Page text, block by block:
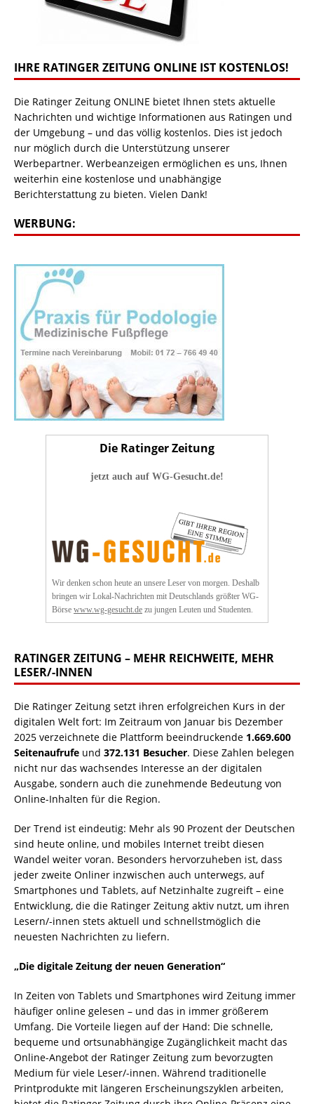
IHRE RATINGER ZEITUNG ONLINE IST KOSTENLOS!
Die Ratinger Zeitung ONLINE bietet Ihnen stets aktuelle
Nachrichten und wichtige Informationen aus Ratingen und
der Umgebung – und das völlig kostenlos. Dies ist jedoch
nur möglich durch die Unterstützung unserer
Werbepartner. Werbeanzeigen ermöglichen es uns, Ihnen
weiterhin eine kostenlose und unabhängige
Berichterstattung zu bieten. Vielen Dank!
WERBUNG:
Die Ratinger Zeitung
jetzt auch auf WG-Gesucht.de!
Wir denken schon heute an unsere Leser von morgen. Deshalb
bringen wir Lokal-Nachrichten mit Deutschlands größter WG-
Börse www.wg-gesucht.de zu jungen Leuten und Studenten.
RATINGER ZEITUNG – MEHR REICHWEITE, MEHR
LESER/-INNEN
Die Ratinger Zeitung setzt ihren erfolgreichen Kurs in der
digitalen Welt fort: Im Zeitraum von Januar bis Dezember
2025 verzeichnete die Plattform beeindruckende 1.669.600
Seitenaufrufe und 372.131 Besucher. Diese Zahlen belegen
nicht nur das wachsendes Interesse an der digitalen
Ausgabe, sondern auch die zunehmende Bedeutung von
Online-Inhalten für die Region.
Der Trend ist eindeutig: Mehr als 90 Prozent der Deutschen
sind heute online, und mobiles Internet treibt diesen
Wandel weiter voran. Besonders hervorzuheben ist, dass
jeder zweite Onliner inzwischen auch unterwegs, auf
Smartphones und Tablets, auf Netzinhalte zugreift – eine
Entwicklung, die die Ratinger Zeitung aktiv nutzt, um ihren
Lesern/-innen stets aktuell und schnellstmöglich die
neuesten Nachrichten zu liefern.
„Die digitale Zeitung der neuen Generation“
In Zeiten von Tablets und Smartphones wird Zeitung immer
häufiger online gelesen – und das in immer größerem
Umfang. Die Vorteile liegen auf der Hand: Die schnelle,
bequeme und ortsunabhängige Zugänglichkeit macht das
Online-Angebot der Ratinger Zeitung zum bevorzugten
Medium für viele Leser/-innen. Während traditionelle
Printprodukte mit längeren Erscheinungszyklen arbeiten,